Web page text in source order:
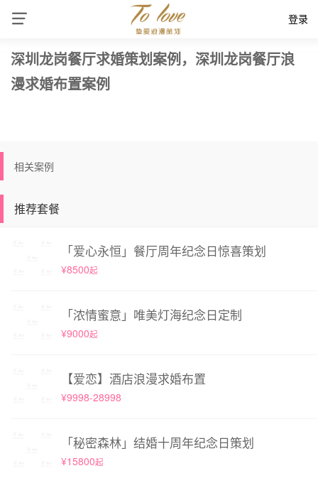
登录
深圳龙岗餐厅求婚策划案例，深圳龙岗餐厅浪
漫求婚布置案例
相关案例
推荐套餐
「爱心永恒」餐厅周年纪念日惊喜策划
¥8500起
「浓情蜜意」唯美灯海纪念日定制
¥9000起
【爱恋】酒店浪漫求婚布置
¥9998-28998
「秘密森林」结婚十周年纪念日策划
¥15800起